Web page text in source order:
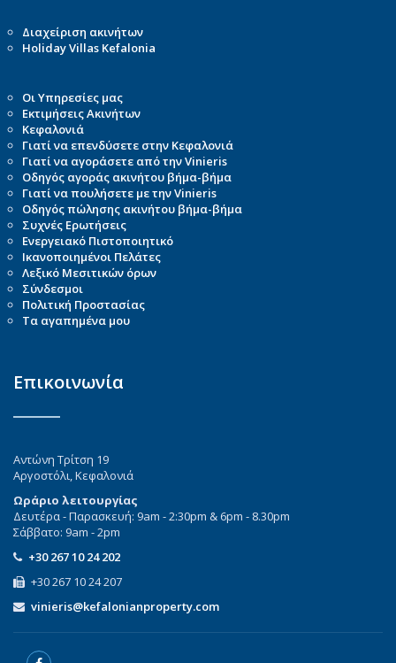
Διαχείριση ακινήτων
Holiday Villas Kefalonia
Οι Υπηρεσίες μας
Εκτιμήσεις Ακινήτων
Κεφαλονιά
Γιατί να επενδύσετε στην Κεφαλονιά
Γιατί να αγοράσετε από την Vinieris
Οδηγός αγοράς ακινήτου βήμα-βήμα
Γιατί να πουλήσετε με την Vinieris
Οδηγός πώλησης ακινήτου βήμα-βήμα
Συχνές Ερωτήσεις
Ενεργειακό Πιστοποιητικό
Ικανοποιημένοι Πελάτες
Λεξικό Μεσιτικών όρων
Σύνδεσμοι
Πολιτική Προστασίας
Τα αγαπημένα μου
Επικοινωνία
Αντώνη Τρίτση 19
Αργοστόλι, Κεφαλονιά
Ωράριο λειτουργίας
Δευτέρα - Παρασκευή: 9am - 2:30pm & 6pm - 8.30pm
Σάββατο: 9am - 2pm
+30 267 10 24 202
+30 267 10 24 207
vinieris@kefalonianproperty.com